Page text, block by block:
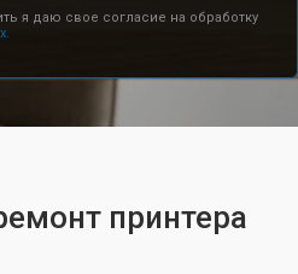
я даю свое согласие на обработку
принтера